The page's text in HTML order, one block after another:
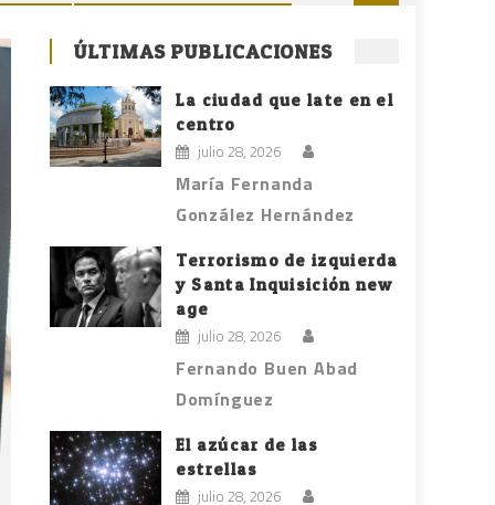
ÚLTIMAS PUBLICACIONES
La ciudad que late en el
centro
julio 28, 2026
María Fernanda
González Hernández
Terrorismo de izquierda
y Santa Inquisición new
age
julio 28, 2026
Fernando Buen Abad
Domínguez
El azúcar de las
estrellas
julio 28, 2026